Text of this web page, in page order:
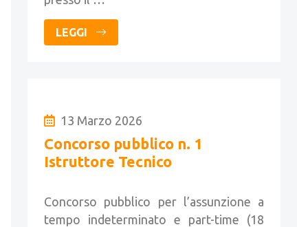
LEGGI
13 Marzo 2026
Concorso pubblico n. 1
Istruttore Tecnico
Concorso pubblico per l’assunzione a
tempo indeterminato e part-time (18